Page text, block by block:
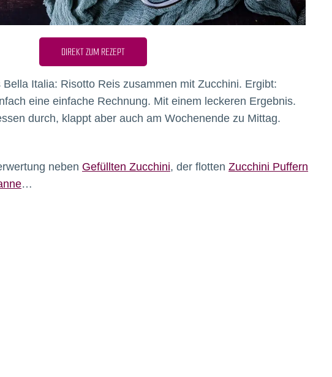
DIREKT ZUM REZEPT
Italia: Risotto Reis zusammen mit Zucchini. Ergibt:
eine einfache Rechnung. Mit einem leckeren Ergebnis.
durch, klappt aber auch am Wochenende zu Mittag.
neben Gefüllten Zucchini, der flotten Zucchini Puffern
…